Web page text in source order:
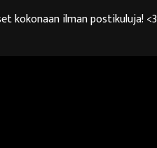
kokonaan ilman postikuluja! <3